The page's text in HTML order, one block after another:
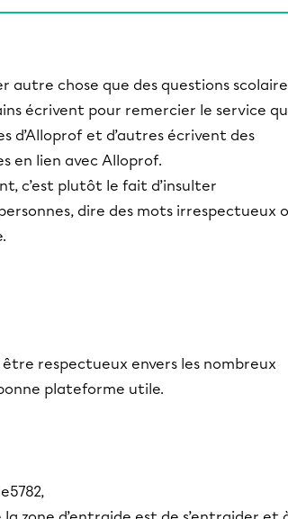
autre chose que des questions
écrivent pour remercier le service
d’Alloprof et d’autres écrivent des
en lien avec Alloprof.
c’est plutôt le fait d’insulter
dire des mots irrespectueux
être respectueux envers les nombreux
plateforme utile.